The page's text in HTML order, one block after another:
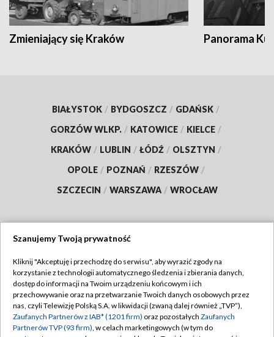
Zmieniający się Kraków Panorama
BIAŁYSTOK / BYDGOSZCZ / GDAŃSK /
GORZÓW WLKP. / KATOWICE / KIELCE /
KRAKÓW / LUBLIN / ŁÓDŹ / OLSZTYN /
OPOLE / POZNAŃ / RZESZÓW /
SZCZECIN / WARSZAWA / WROCŁAW
TVP
Abonament TVP
Emisja w TVP
Centrum informacji TVP
Regulamin TVP
Polityka prywatności
Szanujemy Twoją prywatność
Kliknij "Akceptuję i przechodzę do serwisu", aby wyrazić zgody na
korzystanie z technologii automatycznego śledzenia i zbierania danych,
dostęp do informacji na Twoim urządzeniu końcowym i ich
przechowywanie oraz na przetwarzanie Twoich danych osobowych przez
nas, czyli Telewizję Polską S.A. w likwidacji (zwaną dalej również „TVP”),
Zaufanych Partnerów z IAB* (1201 firm) oraz pozostałych Zaufanych
Partnerów TVP (93 firm), w celach marketingowych (w tym do